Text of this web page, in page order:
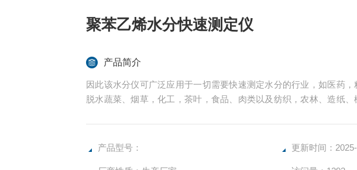
聚苯乙烯水分快速测定仪
产品简介
因此该水分仪可广泛应用于一切需要快速测定水分的行业，如医药，
脱水蔬菜、烟草，化工，茶叶，食品、肉类以及纺织，农林、造纸
确，物超所值的水分测定仪**。
产品型号： 更新时间：